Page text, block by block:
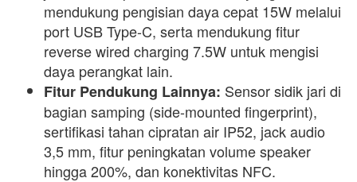
mendukung pengisian daya cepat 15W melalui
port USB Type-C, serta mendukung fitur
reverse wired charging 7.5W untuk mengisi
daya perangkat lain.
Fitur Pendukung Lainnya: Sensor sidik jari di
bagian samping (side-mounted fingerprint),
sertifikasi tahan cipratan air IP52, jackaudio
3,5 mm, fitur peningkatan volume speaker
hingga 200%, dan konektivitas NFC.